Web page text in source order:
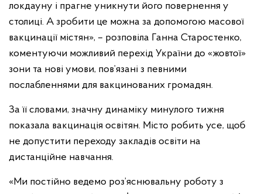
локдауну і прагне уникнути його повернення у
столиці. А зробити це можна за допомогою масової
вакцинації містян», – розповіла Ганна Старостенко,
коментуючи можливий перехід України до «жовтої»
зони та нові умови, пов’язані з певними
послабленнями для вакцинованих громадян.
За її словами, значну динаміку минулого тижня
показала вакцинація освітян. Місто робить усе, щоб
не допустити переходу закладів освіти на
дистанційне навчання.
«Ми постійно ведемо роз’яснювальну роботу з